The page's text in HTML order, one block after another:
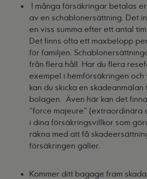
I många försäkringar betalas
av en schablonersättning. Det
en viss summa efter ett antal
Det finns ofta ett maxbelopp
för familjen.
från flera håll. Har du flera
exempel i hemförsäkringen och
kan du skicka en skadeanmälan
bolagen. Även här kan det
"force majeure" (extraordinära
i dina försäkringsvillkor som
räkna med att få
försäkringen gäller.
Kommer ditt bagage fram